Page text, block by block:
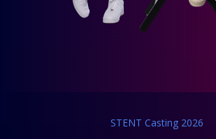
STENT Casting 2026